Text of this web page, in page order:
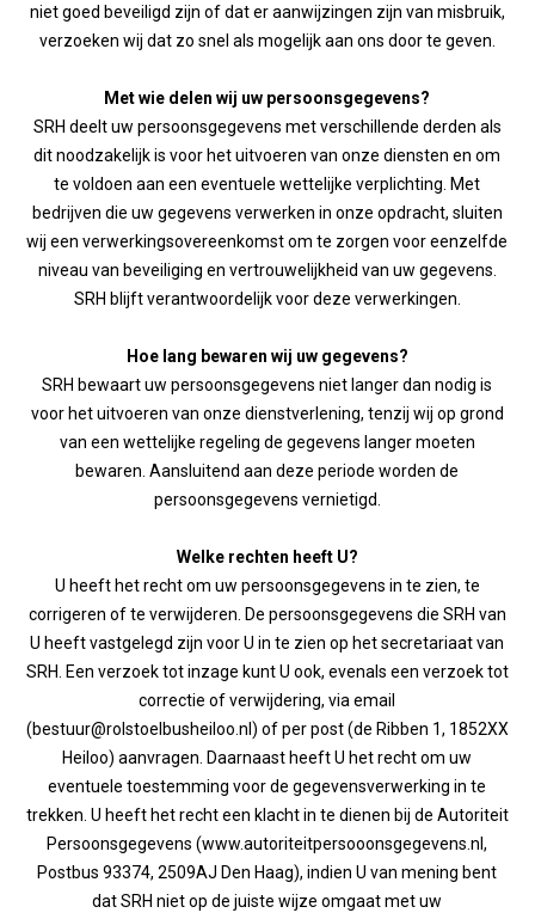
niet goed beveiligd zijn of dat er aanwijzingen zijn van misbruik,
verzoeken wij dat zo snel als mogelijk aan ons door te geven.
Met wie delen wij uw persoonsgegevens?
SRH deelt uw persoonsgegevens met verschillende derden als
dit noodzakelijk is voor het uitvoeren van onze diensten en om
te voldoen aan een eventuele wettelijke verplichting. Met
bedrijven die uw gegevens verwerken in onze opdracht, sluiten
wij een verwerkingsovereenkomst om te zorgen voor eenzelfde
niveau van beveiliging en vertrouwelijkheid van uw gegevens.
SRH blijft verantwoordelijk voor deze verwerkingen.
Hoe lang bewaren wij uw gegevens?
SRH bewaart uw persoonsgegevens niet langer dan nodig is
voor het uitvoeren van onze dienstverlening, tenzij wij op grond
van een wettelijke regeling de gegevens langer moeten
bewaren. Aansluitend aan deze periode worden de
persoonsgegevens vernietigd.
Welke rechten heeft U?
U heeft het recht om uw persoonsgegevens in te zien, te
corrigeren of te verwijderen. De persoonsgegevens die SRH van
U heeft vastgelegd zijn voor U in te zien op het secretariaat van
SRH. Een verzoek tot inzage kunt U ook, evenals een verzoek tot
correctie of verwijdering, via email
(bestuur@rolstoelbusheiloo.nl) of per post (de Ribben 1, 1852XX
Heiloo) aanvragen. Daarnaast heeft U het recht om uw
eventuele toestemming voor de gegevensverwerking in te
trekken. U heeft het recht een klacht in te dienen bij de Autoriteit
Persoonsgegevens (www.autoriteitpersooonsgegevens.nl,
Postbus 93374, 2509AJ Den Haag), indien U van mening bent
dat SRH niet op de juiste wijze omgaat met uw